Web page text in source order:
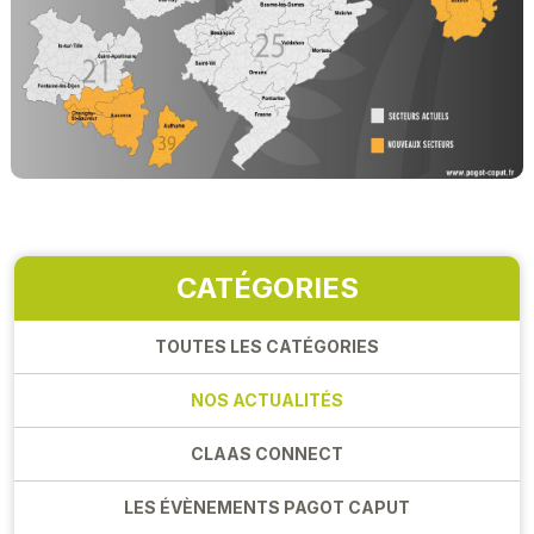
CATÉGORIES
TOUTES LES CATÉGORIES
NOS ACTUALITÉS
CLAAS CONNECT
LES ÉVÈNEMENTS PAGOT CAPUT